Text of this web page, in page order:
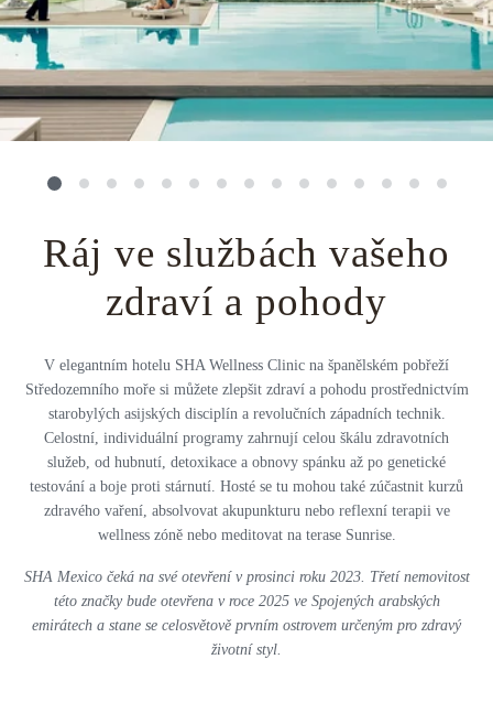
Ráj ve službách vašeho
zdraví a pohody
V elegantním hotelu SHA Wellness Clinic na španělském pobřeží
Středozemního moře si můžete zlepšit zdraví a pohodu prostřednictvím
starobylých asijských disciplín a revolučních západních technik.
Celostní, individuální programy zahrnují celou škálu zdravotních
služeb, od hubnutí, detoxikace a obnovy spánku až po genetické
testování a boje proti stárnutí. Hosté se tu mohou také zúčastnit kurzů
zdravého vaření, absolvovat akupunkturu nebo reflexní terapii ve
wellness zóně nebo meditovat na terase Sunrise.
SHA Mexico čeká na své otevření v prosinci roku 2023. Třetí nemovitost
této značky bude otevřena v roce 2025 ve Spojených arabských
emirátech a stane se celosvětově prvním ostrovem určeným pro zdravý
životní styl.
Všechny destinace
Private jet
Golfová dovolená
Dovolená na pláži
Prodloužený víkend
Safari
Privátní vily
Uganda
Island
Botswana